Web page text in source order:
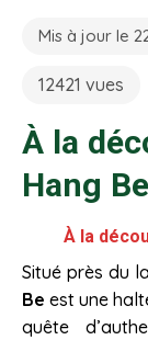
Mis à jour le
12421 vues
À la
Hang
À la
Situé près du
Be est une
quête